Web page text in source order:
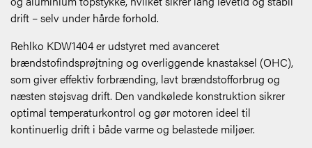
drift – selv under hårde forhold.
Rehlko KDW1404 er udstyret med avanceret
brændstofindsprøjtning og overliggende knastaksel (OHC),
som giver effektiv forbrænding, lavt brændstofforbrug og
næsten støjsvag drift. Den vandkølede konstruktion sikrer
optimal temperaturkontrol og gør motoren ideel til
kontinuerlig drift i både varme og belastede miljøer.